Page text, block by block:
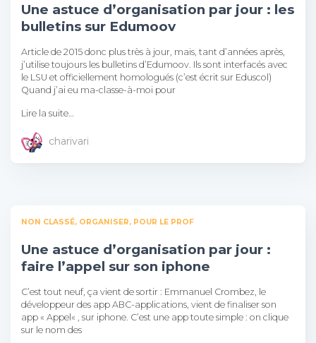
Une astuce d’organisation par jour : les
bulletins sur Edumoov
Article de 2015 donc plus très à jour, mais, tant d’années après,
j’utilise toujours les bulletins d’Edumoov. Ils sont interfacés avec
le LSU et officiellement homologués (c’est écrit sur Eduscol)
Quand j’ai eu ma-classe-à-moi pour
Lire la suite…
charivari
NON CLASSÉ ORGANISER POUR LE PROF
Une astuce d’organisation par jour :
faire l’appel sur son iphone
C’est tout neuf, ça vient de sortir : Emmanuel Crombez, le
développeur des app ABC-applications, vient de finaliser son
app « Appel« , sur iphone. C’est une app toute simple : on clique
sur le nom des